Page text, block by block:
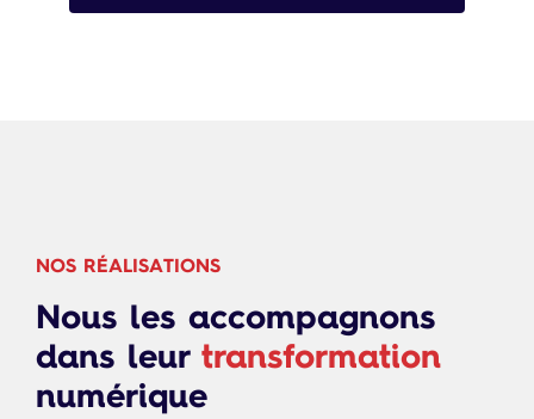
NOS RÉALISATIONS
Nous les accompagnons
dans leur transformation
numérique